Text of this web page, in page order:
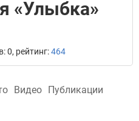
«Улыбка»
0, рейтинг:464
Видео Публикации